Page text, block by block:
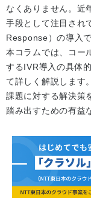
なくありません。近
手段として注目され
Response）の導入で
本コラムでは、コー
するIVR導入の具体
て詳しく解説します
課題に対する解決策
踏み出すための有益